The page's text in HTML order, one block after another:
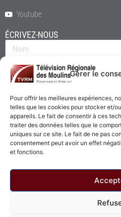
Gérer le
Pour offrir les meilleures expériences,
telles que les cookies pour stocker et/
appareils. Le fait de consentir à ces
traiter des données telles que le
uniques sur ce site. Le fait de ne pas
consentement peut avoir un effet
et fonctions.
Youtube
ÉCRIVEZ-NOUS